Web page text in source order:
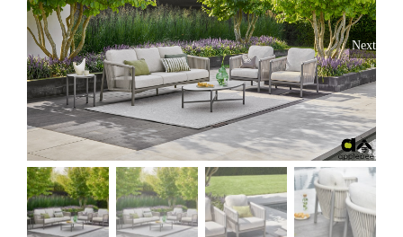
Bijzettafels
Barset
Deck Chairs + voetbanken
Banken
Next